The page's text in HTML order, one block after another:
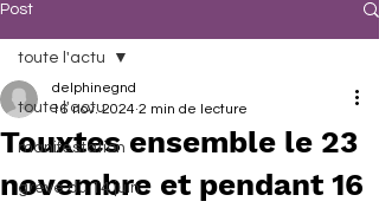
Post
toute l'actu
manifestation
grève du 14 juin
toute l'actu
Touxtes ensemble le 23
novembre et pendant 16
delphinegnd
16 nov. 2024 2 min de lecture